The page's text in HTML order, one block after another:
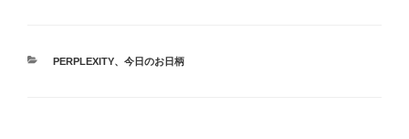
カ
PERPLEXITY、 今日のお日柄